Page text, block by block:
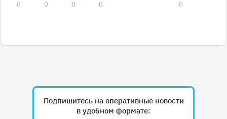
0 0 0 0 0
Подпишитесь на оперативные новости
в удобном формате: